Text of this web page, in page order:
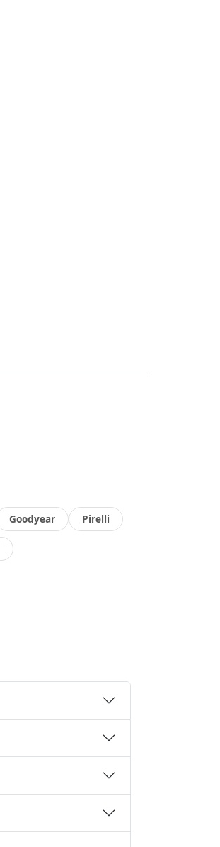
Goodyear Pirelli